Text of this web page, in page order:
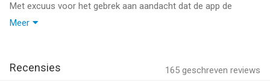
Informatie voor Vogels in Nederlandis het laatst vergeleken op
Met excuus voor het gebrek aan aandacht dat de app de
laatste tijd heeft gehad.
versie die gebruik maakt van het volledige scherm!
Veel plezier er mee!!
Meer
165 geschreven reviews
Recensies